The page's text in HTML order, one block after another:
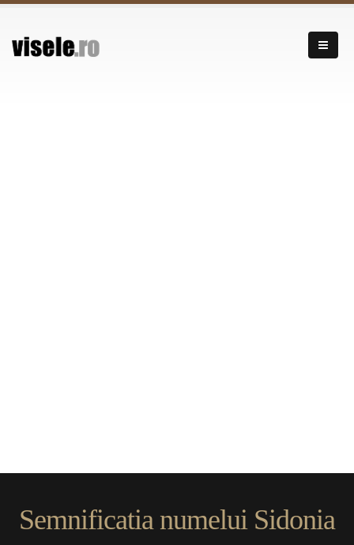
Semnificatia numelui Sidonia